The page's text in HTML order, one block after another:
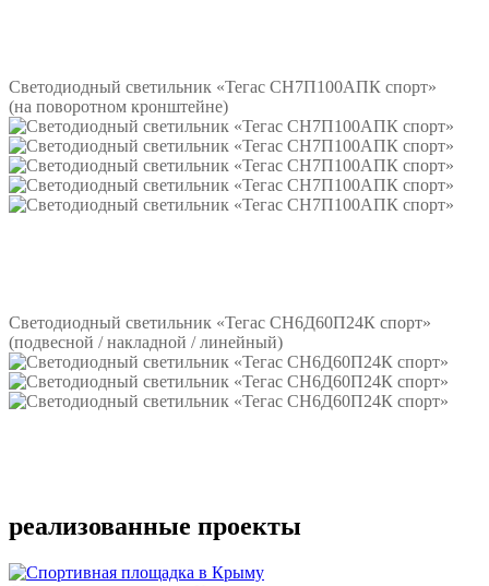
Светодиодный светильник «Тегас СН7П100АПК спорт»
(на поворотном кронштейне)
Светодиодный светильник «Тегас СН6Д60П24К спорт»
(подвесной / накладной / линейный)
реализованные проекты